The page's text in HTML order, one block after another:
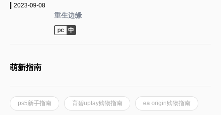
2023-09-08
重生边缘
pc
萌新指南
ps5新手指南 育碧uplay购物指南 ea origin购物指南